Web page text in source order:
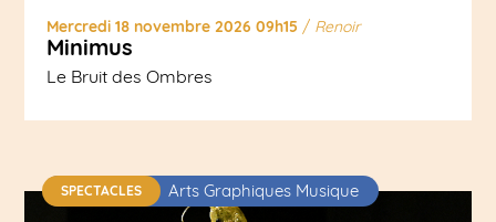
Mercredi 18 novembre 2026 09h15 / Renoir
Minimus
Le Bruit des Ombres
SPECTACLES Arts Graphiques Musique